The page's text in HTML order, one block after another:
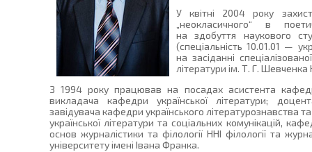
У квітні 2004 року
„неокласичного“ в
на здобуття наукового
(спеціальність 10.01.01 —
на засіданні
літератури ім. Т. Г. Шевченка
З 1994 року працював на посадах асистента
викладача кафедри української літератури;
завідувача кафедри українського літературознавства
української літератури та соціальних комунікацій,
основ журналістики та філології ННІ філології та
університету імені Івана Франка.